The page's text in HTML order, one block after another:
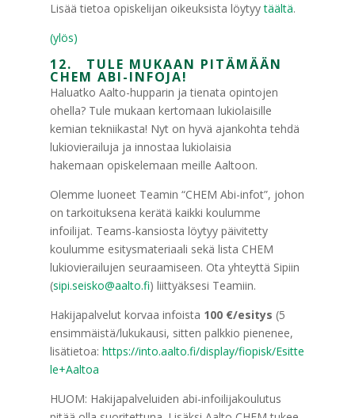
Lisää tietoa opiskelijan oikeuksista löytyytäältä.
(ylös)
12. TULE MUKAAN PITÄMÄÄN
CHEM ABI-INFOJA!
Haluatko Aalto-hupparin ja tienata opintojen
ohella? Tule mukaan kertomaan lukiolaisille
kemian tekniikasta! Nyt on hyvä ajankohta tehdä
lukiovierailuja ja innostaa lukiolaisia
hakemaan opiskelemaan meille Aaltoon.
Olemme luoneet Teamin “CHEM Abi-infot”, johon
on tarkoituksena kerätä kaikki koulumme
infoilijat. Teams-kansiosta löytyy päivitetty
koulumme esitysmateriaali sekä lista CHEM
lukiovierailujen seuraamiseen. Ota yhteyttä Sipiin
(sipi.seisko@aalto.fi) liittyäksesi Teamiin.
Hakijapalvelut korvaa infoista 100 €/esitys (5
ensimmäistä/lukukausi, sitten palkkio pienenee,
lisätietoa: https://into.aalto.fi/display/fiopisk/Esitte
le+Aaltoa
HUOM: Hakijapalveluiden abi-infoilijakoulutus